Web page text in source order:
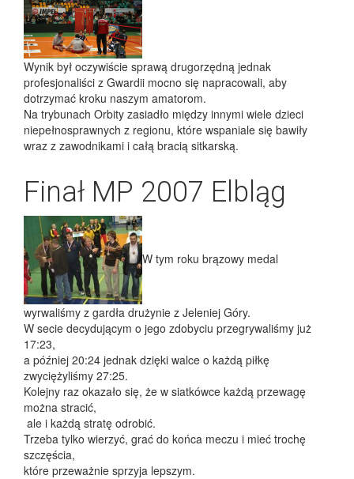
Wynik był oczywiście sprawą drugorzędną jednak
profesjonaliści z Gwardii mocno się napracowali, aby
dotrzymać kroku naszym amatorom.
Na trybunach Orbity zasiadło między innymi wiele dzieci
niepełnosprawnych z regionu, które wspaniale się bawiły
wraz z zawodnikami i całą bracią sitkarską.
Finał MP 2007 Elbląg
W tym roku brązowy medal
wyrwaliśmy z gardła drużynie z Jeleniej Góry.
W secie decydującym o jego zdobyciu przegrywaliśmy już
17:23,
a później 20:24 jednak dzięki walce o każdą piłkę
zwyciężyliśmy 27:25.
Kolejny raz okazało się, że w siatkówce każdą przewagę
można stracić,
ale i każdą stratę odrobić.
Trzeba tylko wierzyć, grać do końca meczu i mieć trochę
szczęścia,
które przeważnie sprzyja lepszym.